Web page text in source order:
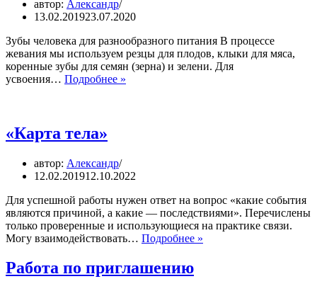
самостоятельно
автор: Александр
13.02.201923.07.2020
Зубы человека для разнообразного питания В процессе
жевания мы используем резцы для плодов, клыки для мяса,
коренные зубы для семян (зерна) и зелени. Для
усвоения… Подробнее »
«Карта тела»
автор: Александр
12.02.201912.10.2022
Для успешной работы нужен ответ на вопрос «какие события
являются причиной, а какие — последствиями». Перечислены
только проверенные и использующиеся на практике связи.
Могу взаимодействовать… Подробнее »
Работа по приглашению